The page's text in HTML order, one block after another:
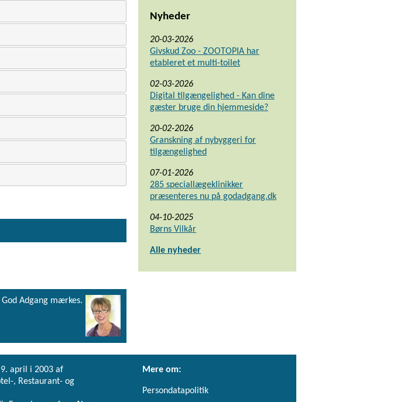
Adgang mærkes.
Nyheder
20-03-2026
Givskud Zoo - ZOOTOPIA har
etableret et multi-toilet
02-03-2026
Digital tilgængelighed - Kan dine
gæster bruge din hjemmeside?
20-02-2026
Granskning af nybyggeri for
tilgængelighed
07-01-2026
285 speciallægeklinikker
præsenteres nu på godadgang.dk
04-10-2025
Børns Vilkår
Alle nyheder
april i 2003 af
, Restaurant- og
Mere om:
Persondatapolitik